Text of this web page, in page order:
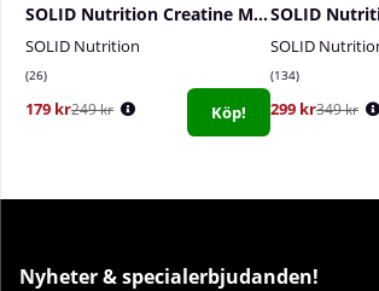
SOLID Nutrition Creatine Monohydrate, 400 g
SOLID Nutrition
26
179 kr249 kr Köp!
SOLID
SOLID
134
299 kr349 kr
Nyheter & specialerbjudanden!